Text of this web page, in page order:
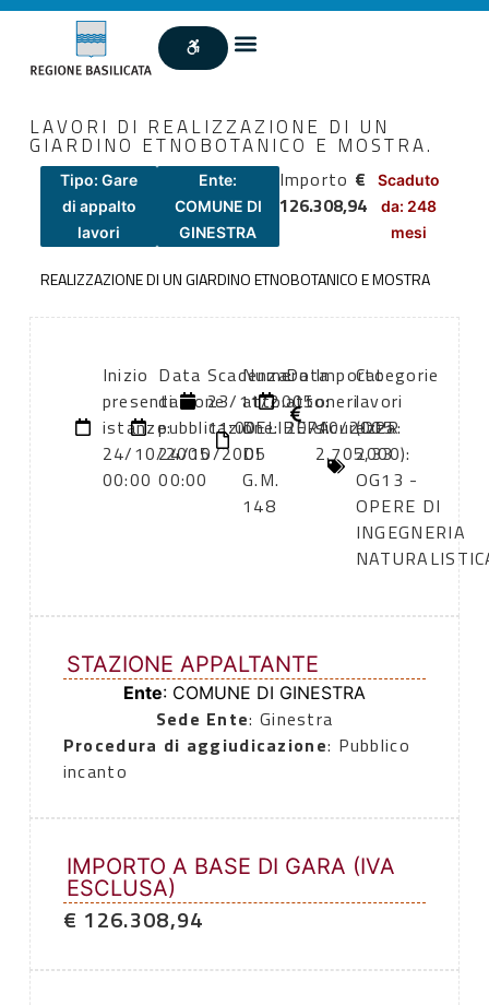
LAVORI DI REALIZZAZIONE DI UN
GIARDINO ETNOBOTANICO E MOSTRA.
Tipo: Gare
di appalto
lavori
Ente:
COMUNE DI
GINESTRA
Importo €
126.308,94
Scaduto
da: 248
mesi
REALIZZAZIONE DI UN GIARDINO ETNOBOTANICO E MOSTRA
Inizio
presentazione
istanze:
24/10/2005
00:00
Data
di
pubblicazione:
24/10/2005
00:00
Scadenza:
23/11/2005
11:00
Numero
atto:
DELIBERA
DI
G.M.
148
Data
atto:
20/10/2005
Importo
oneri
sicurezza:
2.705,33
Categorie
lavori
(DPR
2000):
OG13 -
OPERE DI
INGEGNERIA
STAZIONE APPALTANTE
Ente: COMUNE DI GINESTRA
Sede Ente: Ginestra
Procedura di aggiudicazione: Pubblico
incanto
IMPORTO A BASE DI GARA (IVA
ESCLUSA)
€ 126.308,94